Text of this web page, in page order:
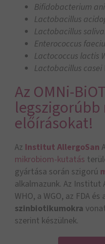
Bifidobacterium
Lactobacillus
Lactobacillus
Enterococcus
Lactococcus lactis
Lactobacillus casei
Az OMNi-
előírásokat!
Az Institut AllergoSan
mikrobiom-kutatás
gyártása során szigorú
alkalmazunk. Az Institut
WHO, a WGO, az FDA
szinbiotikumokra
szerint készülnek.